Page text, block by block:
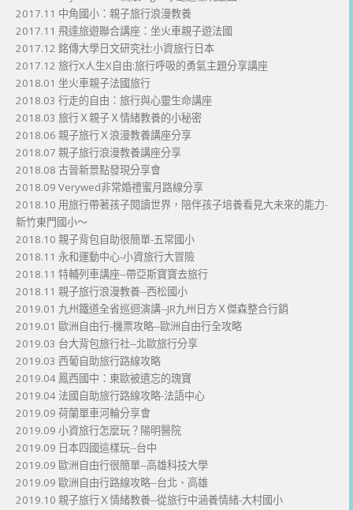
2017.11 中角國小：親子旅行浪漫教養
2017.11 飛達旅遊聯合講座：坐火車親子遊法國
2017.12 銘傳大學日文研究社:小資旅行日本
2017.12 旅行X人生X自由:旅行呼吸的勇氣主題分享講座
2018.01 坐火車親子法國旅行
2018.03 行走的自由：旅行與心靈生命講座
2018.03 旅行Ｘ親子Ｘ情緒教養的小秘密
2018.06 親子旅行Ｘ浪漫教養講座分享
2018.07 親子旅行浪漫教養講座分享
2018.08 古晉新景點發現分享會
2018.09 Verywed非常婚禮蜜月路線分享
2018.10 用旅行帶著孩子閱讀世界，陪伴孩子培養看見大未來的能力-
新竹東門國小～
2018.10 親子背包自助很簡單-五常國小
2018.11 永和運動中心-小資旅行大冒險
2018.11 特輔列車講座--帶亞斯寶寶去旅行
2018.11 親子旅行浪漫教養--西松國小
2019.01 九州鐵道全省巡迴演講--JR九州日方Ｘ傑森整合行銷
2019.01 歐洲自由行-機票攻略--歐洲自由行全攻略
2019.03 台大背包旅行社--北歐旅行分享
2019.03 西葡自助旅行路線攻略
2019.04 鳳西國中：東歐被遺忘的瑰寶
2019.04 法國自助旅行路線攻略-法語中心
2019.09 荷蘭單車河輪分享會
2019.09 小資旅行怎麼玩？陽明醫院
2019.09 日本四國這樣玩--台中
2019.09 歐洲自由行很簡單--高雄科技大學
2019.09 歐洲自由行路線攻略--台北、高雄
2019.10 親子旅行Ｘ情緒教養--從旅行中涵養情緒-大村國小